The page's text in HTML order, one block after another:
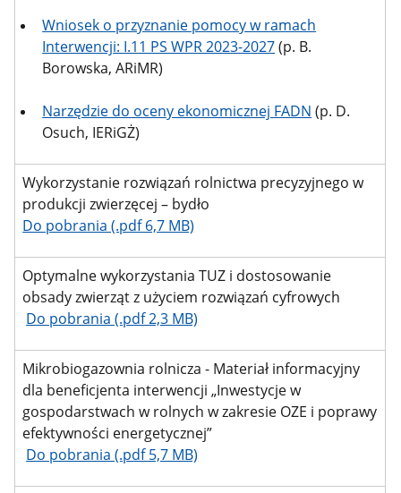
Wniosek o przyznanie pomocy w ramach
Interwencji: I.11 PS WPR 2023-2027(p. B.
Borowska, ARiMR)
Narzędzie do oceny ekonomicznej FADN (p. D.
Osuch, IERiGŻ)
Wykorzystanie rozwiązań rolnictwa precyzyjnego w
produkcji zwierzęcej – bydło
Do pobrania (.pdf 6,7 MB)
Optymalne wykorzystania TUZ i dostosowanie
obsady zwierząt z użyciem rozwiązań cyfrowych
Do pobrania (.pdf 2,3 MB)
Mikrobiogazownia rolnicza - Materiał informacyjny
dla beneficjenta interwencji „Inwestycje w
gospodarstwach w rolnych w zakresie OZE i poprawy
efektywności energetycznej”
Do pobrania (.pdf 5,7 MB)